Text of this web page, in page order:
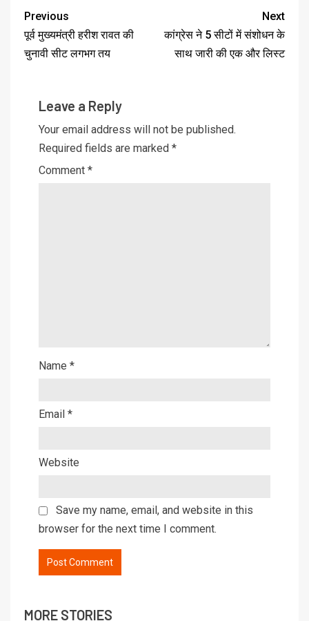
Previous
पूर्व मुख्यमंत्री हरीश रावत की
चुनावी सीट लगभग तय
Next
कांग्रेस ने 5 सीटों में संशोधन के
साथ जारी की एक और लिस्ट
Leave a Reply
Your email address will not be published.
Required fields are marked *
Comment *
Name *
Email *
Website
Save my name, email, and website in this
browser for the next time I comment.
MORE STORIES